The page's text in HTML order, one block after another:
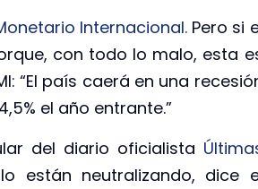
Internacional. Pero si
con todo lo malo, esta
“El país caerá en una
el año entrante.”
del diario oficialista
están neutralizando, dice